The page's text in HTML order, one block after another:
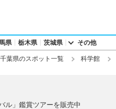
県 栃木県 茨城県 その他
千葉県のスポット一覧 科学館
ル」鑑賞ツアーを販売中